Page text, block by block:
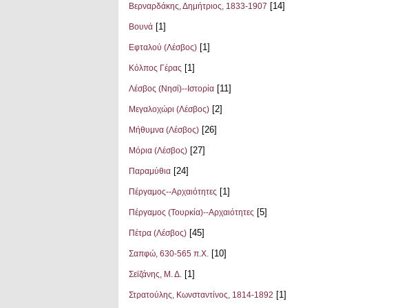
Βερναρδάκης, Δημήτριος, 1833-1907 [14]
Βουνά [1]
Εφταλού (Λέσβος) [1]
Κόλπος Γέρας [1]
Λέσβος (Νησί)--Ιστορία [11]
Μεγαλοχώρι (Λέσβος) [2]
Μήθυμνα (Λέσβος) [26]
Μόρια (Λέσβος) [27]
Παραμύθια [24]
Πέργαμος--Αρχαιότητες [1]
Πέργαμος (Τουρκία)--Αρχαιότητες [5]
Πέτρα (Λέσβος) [45]
Σαπφώ, 630-565 π.Χ. [10]
Σεϊζάνης, Μ. Δ. [1]
Στρατούλης, Κωνσταντίνος, 1814-1892 [1]